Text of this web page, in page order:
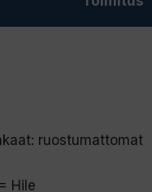
ruostumattomat
Hile